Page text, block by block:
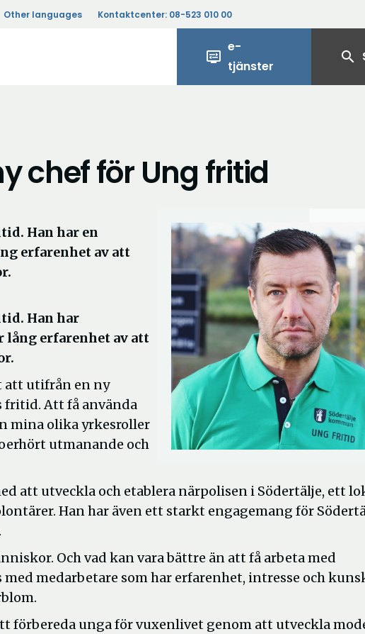
Other languages Kontaktcenter: 08-523 010 00
display_settings
e-
tjänster
search
chef för Ung fritid
Han har en
erfarenhet av att
Han har
lång erfarenhet av att
att utifrån en ny
fritid. Att få använda
mina olika yrkesroller
utmanande och
att utveckla och etablera närpolisen i Södertälje, ett
Han har även ett starkt engagemang för
Och vad kan vara bättre än att få arbeta med
medarbetare som har erfarenhet, intresse och
förbereda unga för vuxenlivet genom att utveckla